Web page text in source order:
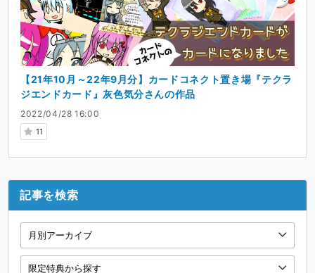
2022/04/28 16:00
11
【21年10月～22年9月分】カードコネクト置き場『テクラ
ジエンドカード』灰色気分さんの作品
記事を検索